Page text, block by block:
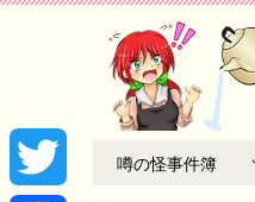
噂の怪事件簿